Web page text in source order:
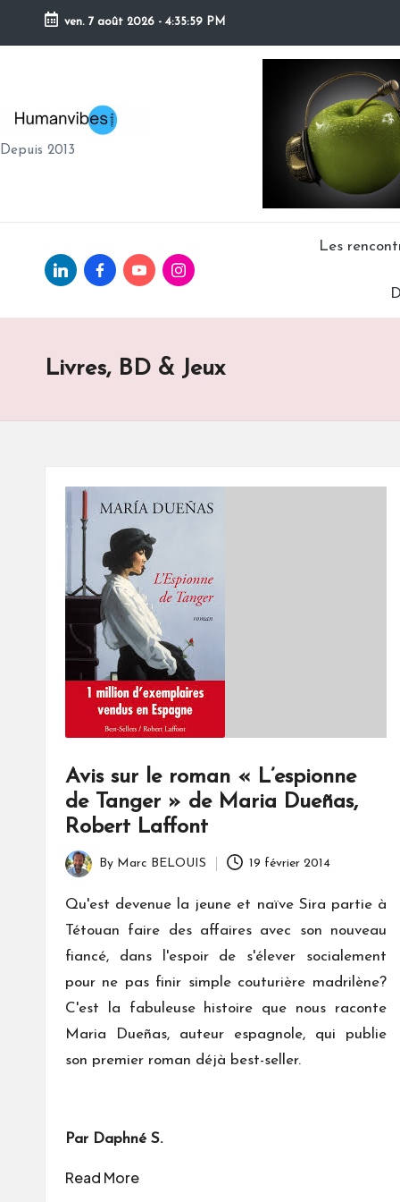
Skip
ven. 7 août 2026 - 4:36:00 PM
H
U
V
Depuis 2013
Linkedin.comfacebook.com
Youtube.comInstagram.com
Les
Livres, BD & Jeux
Avis sur le roman « L’espionne
de Tanger » de Maria Dueñas,
Robert Laffont
Posted
by
By Marc BELOUIS 19 février 2014
Qu'est devenue la jeune et naïve Sira partie à
Tétouan faire des affaires avec son nouveau
fiancé, dans l'espoir de s'élever socialement
pour ne pas finir simple couturière madrilène?
C'est la fabuleuse histoire que nous raconte
Maria Dueñas, auteur espagnole, qui publie
son premier roman déjà best-seller.
Par Daphné S.
Read More